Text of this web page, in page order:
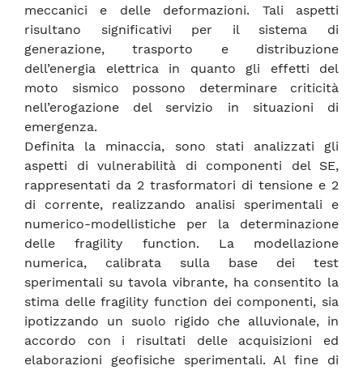
meccanici e delle deformazioni. Tali aspetti
risultano significativi per il sistema di
generazione, trasporto e distribuzione
dell’energia elettrica in quanto gli effetti del
moto sismico possono determinare criticità
nell’erogazione del servizio in situazioni di
emergenza.
Definita la minaccia, sono stati analizzati gli
aspetti di vulnerabilità di componenti del SE,
rappresentati da 2 trasformatori di tensione e 2
di corrente, realizzando analisi sperimentali e
numerico-modellistiche per la determinazione
delle fragility function. La modellazione
numerica, calibrata sulla base dei test
sperimentali su tavola vibrante, ha consentito la
stima delle fragility function dei componenti, sia
ipotizzando un suolo rigido che alluvionale, in
accordo con i risultati delle acquisizioni ed
elaborazioni geofisiche sperimentali. Al fine di